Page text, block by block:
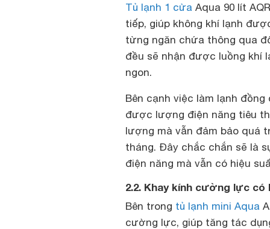
Tủ lạnh 1 cửa Aqua 90 lít
tiếp, giúp không khí lạnh
từng ngăn chứa thông qua
đều sẽ nhận được luồng khí
ngon.
Bên cạnh việc làm lạnh
được lượng điện năng tiêu
lượng mà vẫn đảm bảo quá
tháng. Đây chắc chắn sẽ là
điện năng mà vẫn có hiệu
2.2. Khay kính cường lực
Bên trong tủ lạnh mini Aqua
cường lực, giúp tăng tác